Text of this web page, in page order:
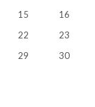
15
16
22
23
29
30